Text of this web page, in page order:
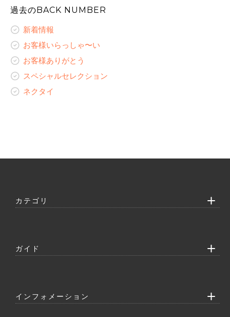
レディースコラム
ネクタイ
レディースオーダーギャラリー
ネクタイ
レディースコラム
お客様ありがとう
ネクタイ
レディースコラム
お客様いらっしゃ〜い
お客様ありがとう
スペシャルセレクション
ネクタイ
過去のBACK NUMBER
新着情報
お客様いらっしゃ〜い
お客様ありがとう
スペシャルセレクション
ネクタイ
カテゴリ
ガイド
インフォメーション